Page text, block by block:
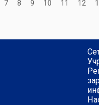
7 8 9 10 11 12